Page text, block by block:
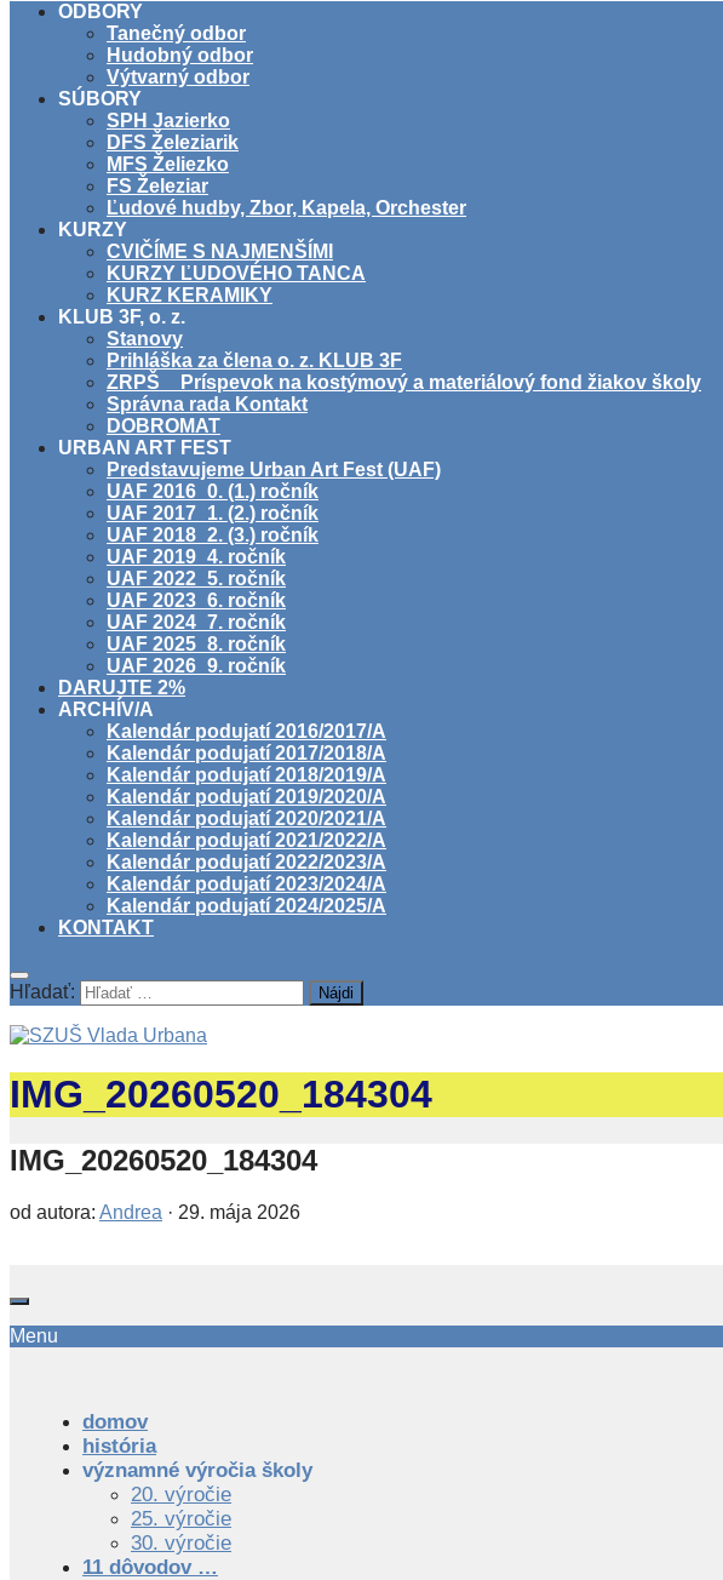
ODBORY
Tanečný odbor
Hudobný odbor
Výtvarný odbor
SÚBORY
SPH Jazierko
DFS Železiarik
MFS Želiezko
FS Železiar
Ľudové hudby, Zbor, Kapela, Orchester
KURZY
CVIČÍME S NAJMENŠÍMI
KURZY ĽUDOVÉHO TANCA
KURZ KERAMIKY
KLUB 3F, o. z.
Stanovy
Prihláška za člena o. z. KLUB 3F
ZRPŠ _ Príspevok na kostýmový a materiálový fond žiakov školy
Správna rada Kontakt
DOBROMAT
URBAN ART FEST
Predstavujeme Urban Art Fest (UAF)
UAF 2016_0. (1.) ročník
UAF 2017_1. (2.) ročník
UAF 2018_2. (3.) ročník
UAF 2019_4. ročník
UAF 2022_5. ročník
UAF 2023_6. ročník
UAF 2024_7. ročník
UAF 2025_8. ročník
UAF 2026_9. ročník
DARUJTE 2%
ARCHÍV/A
Kalendár podujatí 2016/2017/A
Kalendár podujatí 2017/2018/A
Kalendár podujatí 2018/2019/A
Kalendár podujatí 2019/2020/A
Kalendár podujatí 2020/2021/A
Kalendár podujatí 2021/2022/A
Kalendár podujatí 2022/2023/A
Kalendár podujatí 2023/2024/A
Kalendár podujatí 2024/2025/A
KONTAKT
Hľadať:
IMG_20260520_184304
IMG_20260520_184304
od autora: Andrea · 29. mája 2026
Menu
domov
história
významné výročia školy
20. výročie
25. výročie
30. výročie
11 dôvodov …